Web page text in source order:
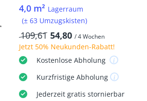
4,0 m² Lagerraum
(± 63 Umzugskisten)
109,61 54,80 / 4 Wochen
Jetzt 50% Neukunden-Rabatt!
KostenloseAbholung
KurzfristigeAbholung
Jederzeit gratis stornierbar